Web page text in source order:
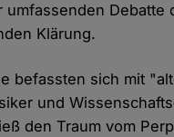
umfassenden Debatte
Klärung.
befassten sich mit
und
den Traum vom